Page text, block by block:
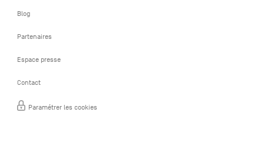
Blog
Partenaires
Espace presse
Contact
Paramétrer les cookies